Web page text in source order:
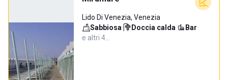
Lido Di Venezia, Venezia
Sabbiosa· Doccia calda· Bar·
e altri 4…